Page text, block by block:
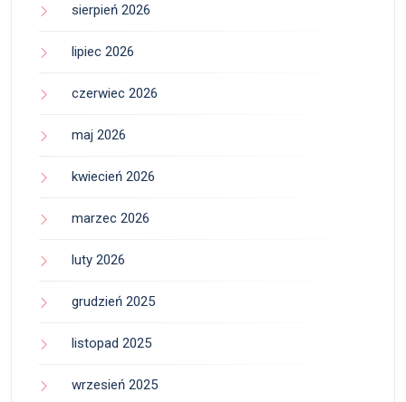
sierpień 2026
lipiec 2026
czerwiec 2026
maj 2026
kwiecień 2026
marzec 2026
luty 2026
grudzień 2025
listopad 2025
wrzesień 2025